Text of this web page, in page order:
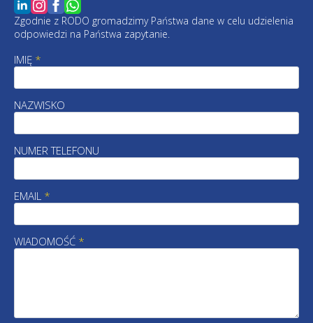
Zgodnie z RODO gromadzimy Państwa dane w celu udzielenia
odpowiedzi na Państwa zapytanie.
IMIĘ *
NAZWISKO
NUMER TELEFONU
EMAIL *
WIADOMOŚĆ *